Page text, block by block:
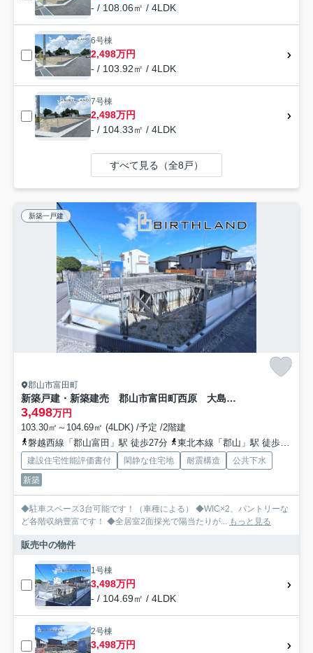
- / 108.06㎡ / 4LDK
6号棟
2,498万円
- / 103.92㎡ / 4LDK
7号棟
2,498万円
- / 104.33㎡ / 4LDK
すべて見る（全8戸）
新築一戸建
郡山市富田町
新築戸建・新築建売 郡山市富田町西原 大島小・第六中
3,498万円
103.30㎡～104.69㎡ (4LDK) /予定 /2階建
磐越西線「郡山富田」駅 徒歩27分
東北本線「郡山」駅 徒歩58分
建設住宅性能評価書付 閑静な住宅地 耐震構造
公共下水
新築
◆駐車スペース3台可能です！（車種による） ◆WIC×2、パントリーな
ど各階収納豊富です！ ◆全居室2面採光で陽当たりが... もっと見る
販売中の物件
1号棟
3,498万円
- / 104.69㎡ / 4LDK
2号棟
3,498万円